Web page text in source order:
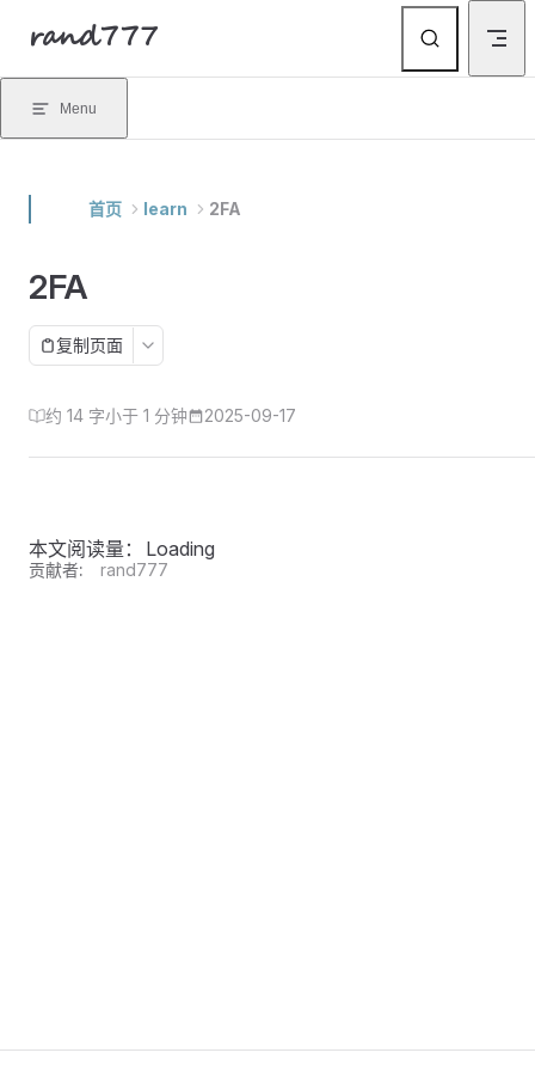
Skip to content
rand777
Menu
首页 learn 2FA
2FA
复制页面
约 14 字小于 1 分钟 2025-09-17
本文阅读量： Loading
贡献者: rand777